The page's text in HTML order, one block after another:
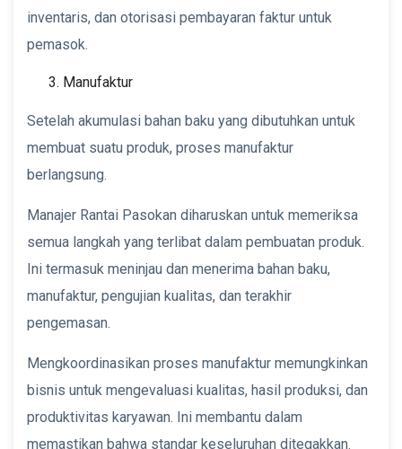
inventaris, dan otorisasi pembayaran faktur untuk
pemasok.
Manufaktur
Setelah akumulasi bahan baku yang dibutuhkan untuk
membuat suatu produk, proses manufaktur
berlangsung.
Manajer Rantai Pasokan diharuskan untuk memeriksa
semua langkah yang terlibat dalam pembuatan produk.
Ini termasuk meninjau dan menerima bahan baku,
manufaktur, pengujian kualitas, dan terakhir
pengemasan.
Mengkoordinasikan proses manufaktur memungkinkan
bisnis untuk mengevaluasi kualitas, hasil produksi, dan
produktivitas karyawan. Ini membantu dalam
memastikan bahwa standar keseluruhan ditegakkan.